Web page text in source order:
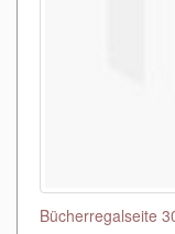
Bücherregalseite